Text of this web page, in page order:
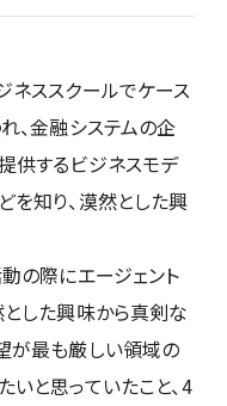
ャリア採用
ネススクールでケース
、金融システムの企
供するビジネスモデ
を知り、漠然とした興
の際にエージェント
とした興味から真剣な
が最も厳しい領域の
と思っていたこと、4